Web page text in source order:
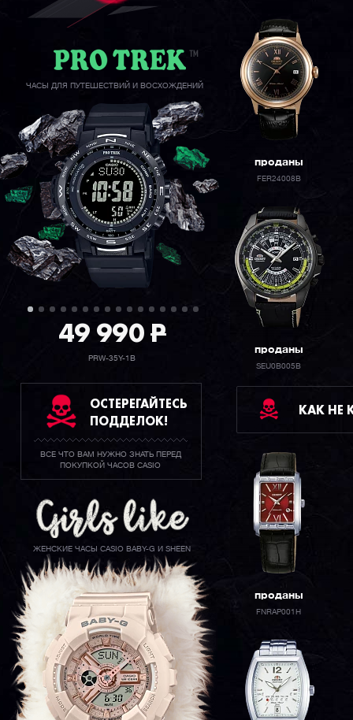
ЧАСЫ ДЛЯ ПУТЕШЕСТВИЙ И ВОСХОЖДЕНИЙ
49 990P
PRW-35Y-1B
ОСТЕРЕГАЙТЕСЬ
ПОДДЕЛОК!
ВСЕ ЧТО ВАМ НУЖНО ЗНАТЬ ПЕРЕД
ПОКУПКОЙ ЧАСОВ CASIO
ЖЕНСКИЕ ЧАСЫ CASIO BABY-G И SHEEN
проданы
FER24008B
проданы
SEU0B005B
КАК НЕ
проданы
FNRAP001H